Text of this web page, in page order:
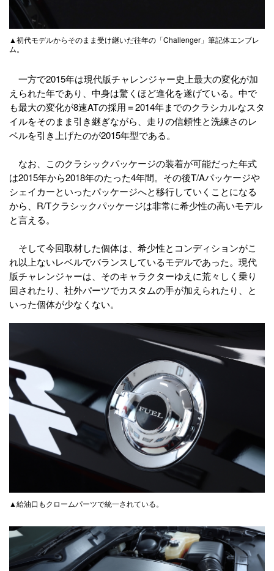
▲初代モデルからそのまま受け継いだ往年の「Challenger」筆記体エンブレ
ム。
一方で2015年は現代版チャレンジャー史上最大の変化が加
えられた年であり、中身は驚くほど進化を遂げている。中で
も最大の変化が8速ATの採用＝2014年までのクラシカルなスタ
イルをそのまま引き継ぎながら、走りの信頼性と洗練さのレ
ベルを引き上げたのが2015年型である。
なお、このクラシックパッケージの装着が可能だった年式
は2015年から2018年のたった4年間。その後T/Aパッケージや
シェイカーといったパッケージへと移行していくことになる
から、R/Tクラシックパッケージは非常に希少性の高いモデル
と言える。
そして今回取材した個体は、希少性とコンディションがこ
れ以上ないレベルでバランスしているモデルであった。現代
版チャレンジャーは、そのキャラクターゆえに荒々しく乗り
回されたり、社外パーツでカスタムの手が加えられたり、と
いった個体が少なくない。
▲給油口もクロームパーツで統一されている。